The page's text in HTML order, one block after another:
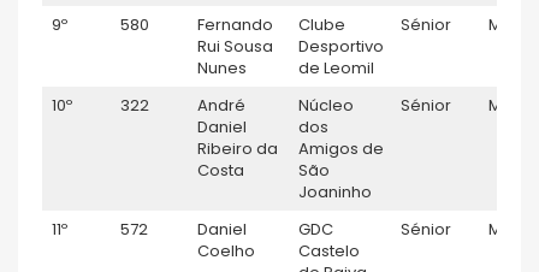
9º 580
Fernando
Rui Sousa
Nunes
Clube
Desportivo
de Leomil
Sénior M
10º 322
André
Daniel
Ribeiro da
Costa
Núcleo
dos
Amigos de
São
Joaninho
Sénior M
11º 572
Daniel
Coelho
GDC
Castelo
Sénior M